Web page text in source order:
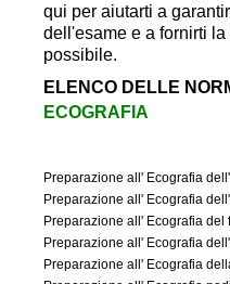
qui per aiutarti a
dell'esame e a fornirti
possibile.
ELENCO DELLE
ECOGRAFIA
Preparazione all' Ecografia
Preparazione all' Ecografia
Preparazione all' Ecografia
Preparazione all' Ecografia
Preparazione all' Ecografia